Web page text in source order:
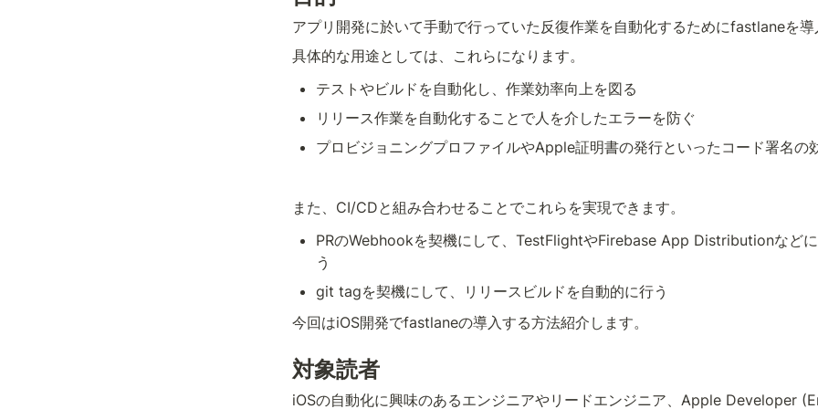
アプリ開発に於いて手動で行っていた反復作業を自動化するためにfastlaneを
具体的な用途としては、これらになります。
テストやビルドを自動化し、作業効率向上を図る
リリース作業を自動化することで人を介したエラーを防ぐ
プロビジョニングプロファイルやApple証明書の発行といったコード署名の
また、CI/CDと組み合わせることでこれらを実現できます。
PRのWebhookを契機にして、TestFlightやFirebase App Distributionなど
う
git tagを契機にして、リリースビルドを自動的に行う
今回はiOS開発でfastlaneの導入する方法紹介します。
対象読者
iOSの自動化に興味のあるエンジニアやリードエンジニア、Apple Developer